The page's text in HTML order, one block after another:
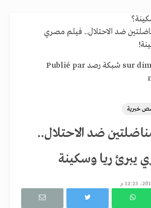
ضد الاحتلال.. فيلم مصري
Publié par ‎ شبكة رصد sur
خبرية
ضد الاحتلال..
يبرئ ريا وسكينة